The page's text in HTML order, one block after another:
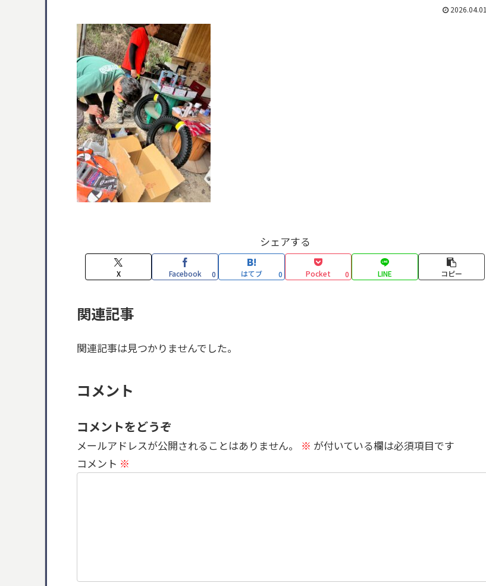
2026.04.01
シェアする
X Facebook 0 はてブ 0 Pocket 0 LINE コピー
関連記事
関連記事は見つかりませんでした。
コメント
コメントをどうぞ
メールアドレスが公開されることはありません。 ※ が付いている欄は必須項目です
コメント ※